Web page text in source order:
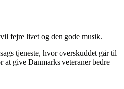
fejre livet og den gode musik.
tjeneste, hvor overskuddet går til
at give Danmarks veteraner bedre